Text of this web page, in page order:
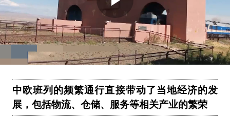
Play
Video
中欧班列的频繁通行直接带动了当地经济的发
展，包括物流、仓储、服务等相关产业的繁荣